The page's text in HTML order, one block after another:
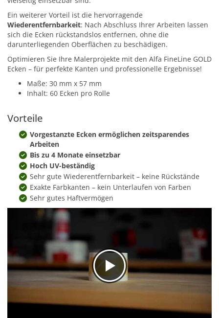
Ein weiterer Vorteil ist die hervorragende
Wiederentfernbarkeit: Nach Abschluss Ihrer Arbeiten lassen
sich die Ecken rückstandslos entfernen, ohne die
darunterliegenden Oberflächen zu beschädigen.
Optimieren Sie Ihre Malerprojekte mit den Alfa FineLine GOLD
Ecken – für perfekte Kanten und professionelle Ergebnisse!
Maße: 30 mm x 57 mm
Inhalt: 60 Ecken pro Rolle
Vorteile
Vorgestanzte Ecken ermöglichen zeitsparendes
Arbeiten
Bis zu 4 Monate einsetzbar
Hoch UV-beständig
Sehr gute Wiederentfernbarkeit – keine Rückstände
Exakte Farbkanten – kein Unterlaufen von Farben
Sehr gutes Haftvermögen